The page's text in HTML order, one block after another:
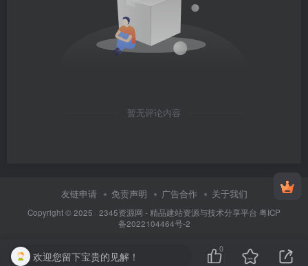
暂无评论内容
友链申请 免责声明 广告合作 关于我们
Copyright © 2025 · 2345资源网 - 精品建站资源与技术分享平台 粤ICP
备2022104464号-2
欢迎您留下宝贵的见解！
0